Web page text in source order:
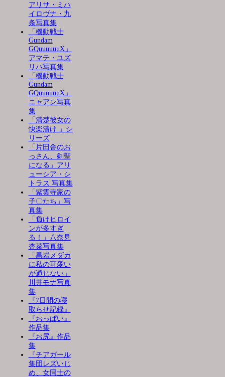
アリサ・ミハ
イロヴナ・九
条写真集
「機動戦士
Gundam
GQuuuuuuX」
アマテ・ユズ
リハ写真集
「機動戦士
Gundam
GQuuuuuuX」
ニャアン写真
集
「清楚彼女の
快楽漬け 」シ
リーズ
「片田舎のお
っさん、剣聖
になる」アリ
ューシア・シ
トラス 写真集
「紫雲寺家の
子〇たち」写
真集
「負けヒロイ
ンが多すぎ
る！」八奈見
杏菜写真集
「黒岩メダカ
に私の可愛い
が通じない」
川井モナ写真
集
『7日間の寝
取らせ記録』
『おっぱい』
作品集
『お尻』作品
集
『チアガール
集団レズいじ
め、女同士の